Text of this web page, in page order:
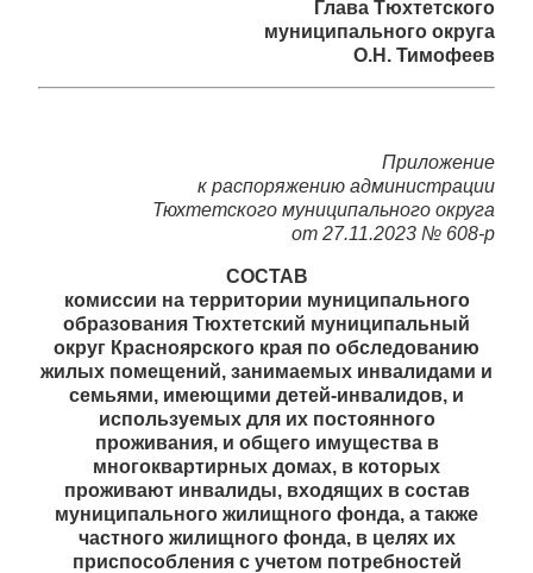
Глава Тюхтетского
муниципального округа
О.Н. Тимофеев
Приложение
к распоряжению администрации
Тюхтетского муниципального округа
от 27.11.2023 № 608-р
СОСТАВ
комиссии на территории муниципального
образования Тюхтетский муниципальный
округ Красноярского края по обследованию
жилых помещений, занимаемых инвалидами и
семьями, имеющими детей-инвалидов, и
используемых для их постоянного
проживания, и общего имущества в
многоквартирных домах, в которых
проживают инвалиды, входящих в состав
муниципального жилищного фонда, а также
частного жилищного фонда, в целях их
приспособления с учетом потребностей